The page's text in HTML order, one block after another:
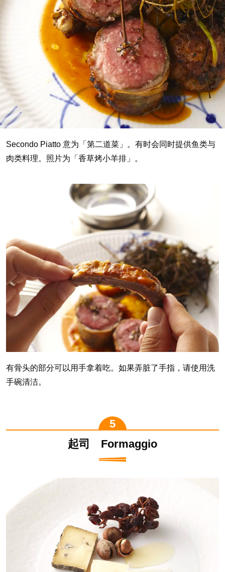
Secondo Piatto 意为「第二道菜」。有时会同时提供鱼类与
肉类料理。照片为「香草烤小羊排」。
有骨头的部分可以用手拿着吃。如果弄脏了手指，请使用洗
手碗清洁。
起司 Formaggio